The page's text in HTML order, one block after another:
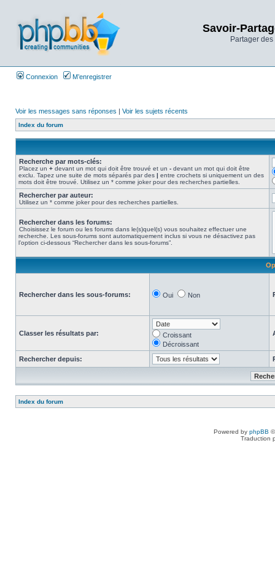
Savoir-
Partager
Connexion M’enregistrer
Voir les messages sans réponses | Voir les sujets récents
Index du forum
Recherche par mots-clés:
Placez un + devant un mot qui doit être trouvé et un - devant un mot qui doit être
exclu. Tapez une suite de mots séparés par des | entre crochets si uniquement un des
mots doit être trouvé. Utilisez un * comme joker pour des recherches partielles.
Rechercher par auteur:
Utilisez un * comme joker pour des recherches partielles.
Rechercher dans les forums:
Choisissez le forum ou les forums dans le(s)quel(s) vous souhaitez effectuer une
recherche. Les sous-forums sont automatiquement inclus si vous ne désactivez pas
l’option ci-dessous “Rechercher dans les sous-forums”.
Rechercher dans les sous-forums: Oui Non
Classer les résultats par:
Croissant
Décroissant
Rechercher depuis:
Index du forum
Powered by phpBB
Traduction